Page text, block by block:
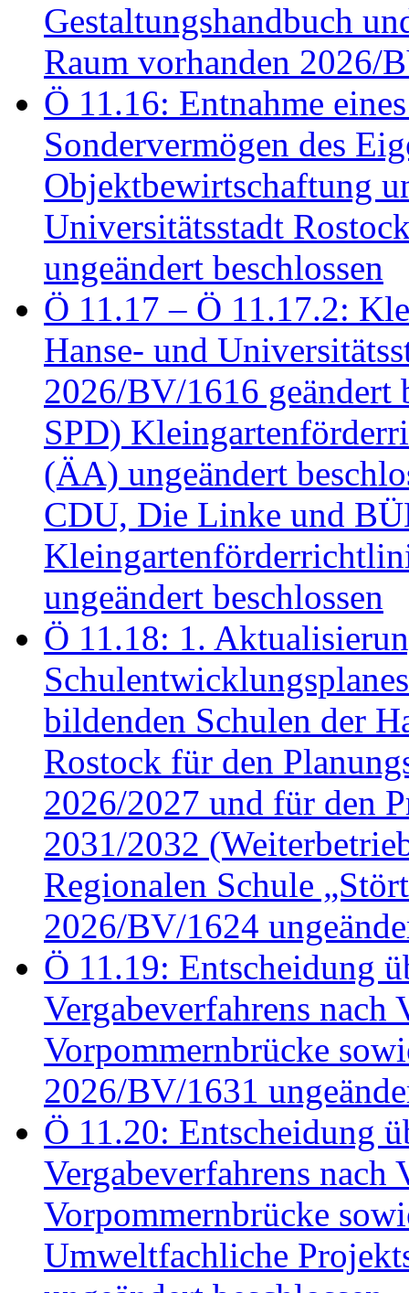
Gestaltungshandbuch
Raum vorhanden 2026/
Ö 11.16: Entnahme
Sondervermögen des
Objektbewirtschaftung
Universitätsstadt
ungeändert beschlossen
Ö 11.17 – Ö 11.17.2:
Hanse- und
2026/BV/1616 geändert
SPD)
(ÄA) ungeändert
CDU, Die Linke und
ungeändert beschlossen
Ö 11.18: 1.
bildenden Schulen der
Rostock für den
2026/2027 und für den
2031/2032
Regionalen Schule
2026/BV/1624
Ö 11.19: Entscheidung
Vergabeverfahrens
Vorpommernbrücke
2026/BV/1631
Ö 11.20: Entscheidung
Vergabeverfahrens
Vorpommernbrücke
Umweltfachliche